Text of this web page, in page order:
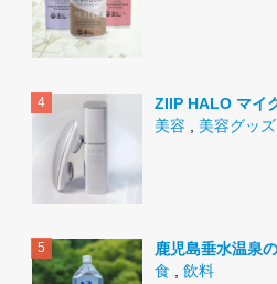
ZIIP HALO マイ
美容
美容グッズ
鹿児島垂水温泉
食
飲料